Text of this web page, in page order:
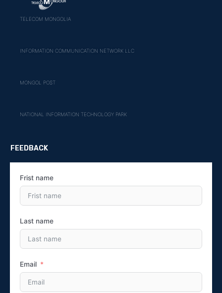
TELECOM MONGOLIA
INFORMATION COMMUNICATION NETWORK LLC
MONGOL POST
NATIONAL INFORMATION TECHNOLOGY PARK
FEEDBACK
Frist name
Last name
Email